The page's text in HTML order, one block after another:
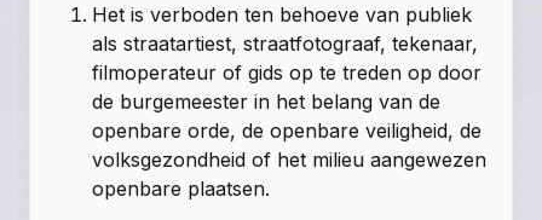
Het is verboden ten behoeve van publiek
als straatartiest, straatfotograaf, tekenaar,
filmoperateur of gids op te treden op door
de burgemeester in het belang van de
openbare orde, de openbare veiligheid, de
volksgezondheid of het milieu aangewezen
openbare plaatsen.